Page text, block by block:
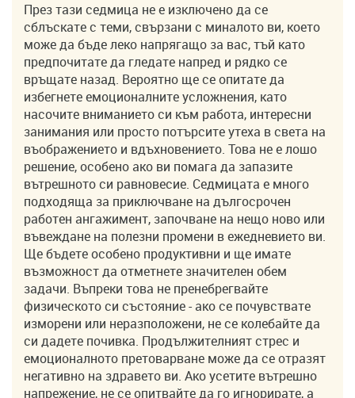
През тази седмица не е изключено да се
сблъскате с теми, свързани с миналото ви, което
може да бъде леко напрягащо за вас, тъй като
предпочитате да гледате напред и рядко се
връщате назад. Вероятно ще се опитате да
избегнете емоционалните усложнения, като
насочите вниманието си към работа, интересни
занимания или просто потърсите утеха в света на
въображението и вдъхновението. Това не е лошо
решение, особено ако ви помага да запазите
вътрешното си равновесие. Седмицата е много
подходяща за приключване на дългосрочен
работен ангажимент, започване на нещо ново или
въвеждане на полезни промени в ежедневието ви.
Ще бъдете особено продуктивни и ще имате
възможност да отметнете значителен обем
задачи. Въпреки това не пренебрегвайте
физическото си състояние - ако се почувствате
изморени или неразположени, не се колебайте да
си дадете почивка. Продължителният стрес и
емоционалното претоварване може да се отразят
негативно на здравето ви. Ако усетите вътрешно
напрежение, не се опитвайте да го игнорирате, а